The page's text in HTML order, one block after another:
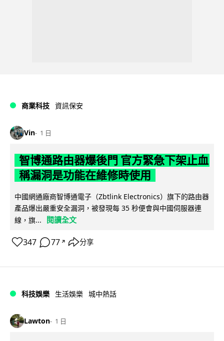
商業科技 資訊保安
Vin 1 日
智博通路由器爆後門 官方緊急下架止血
稱漏洞是功能在維修時使用
中國網通廠商智博通電子（Zbtlink Electronics）旗下的路由器
產品爆出嚴重安全漏洞，被發現每 35 秒便會與中國伺服器連
線，旗...
閱讀全文
347 77 ↗ 分享
科技娛樂 生活娛樂 城中熱話
Lawton 1 日